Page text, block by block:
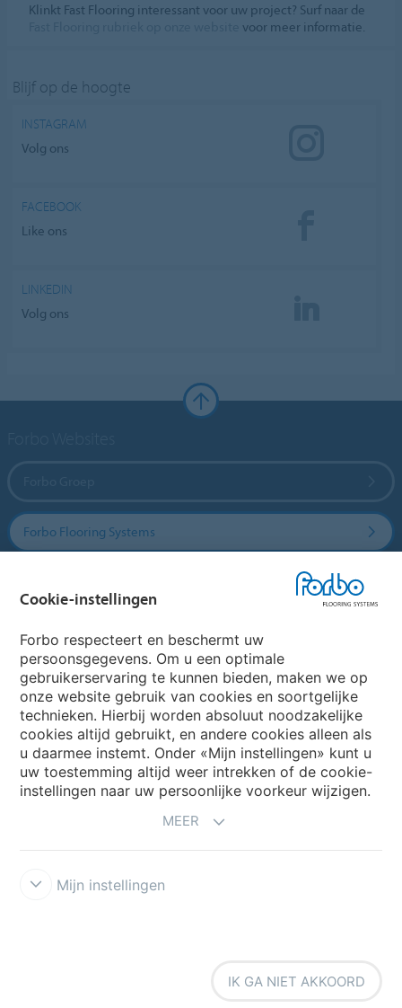
Klinkt Fast Flooring interessant voor uw project? Surf naar de
voor meer informatie.
Blijf op de hoogte
INSTAGRAM
Volg ons
FACEBOOK
Like ons
LINKEDIN
Volg ons
Forbo Flooring Systems
Website
Kies uw land
My Forbo
Disclaimer Cookies Forbo
Cookie-instellingen
Forbo respecteert en beschermt uw
persoonsgegevens. Om u een optimale
gebruikerservaring te kunnen bieden, maken we op
onze website gebruik van cookies en soortgelijke
technieken. Hierbij worden absoluut noodzakelijke
cookies altijd gebruikt, en andere cookies alleen als
u daarmee instemt. Onder «Mijn instellingen» kunt u
uw toestemming altijd weer intrekken of de cookie-
instellingen naar uw persoonlijke voorkeur wijzigen.
MEER
Mijn instellingen
IK GA NIET AKKOORD